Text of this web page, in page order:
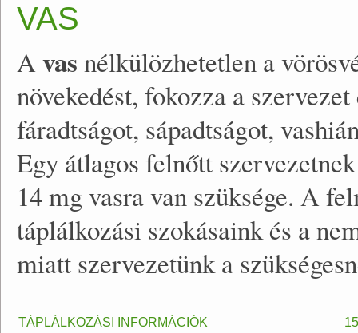
VAS
Avas nélkülözhetetlen a
növekedést, fokozza a
fáradtságot, sápadtságot,
Egy átlagos felnőtt
14 mg vasra van szüksége. A
táplálkozási szokásaink és a
miatt szervezetünk a
TÁPLÁLKOZÁSI INFORMÁCIÓK